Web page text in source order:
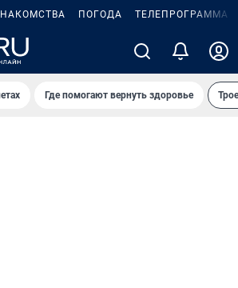
ПОГОДА ТЕЛЕПРОГРАММА
Где помогают вернуть здоровье